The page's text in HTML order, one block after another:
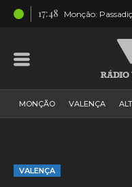
17:48 Monção:
MONÇÃO VALENÇA
VALENÇA